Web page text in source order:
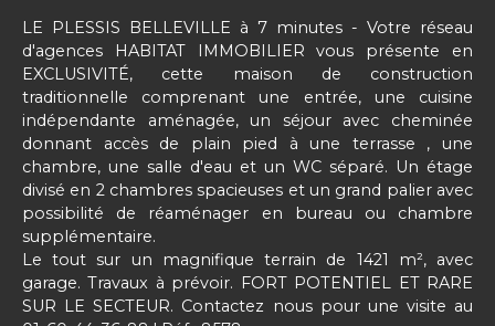
LE PLESSIS BELLEVILLE à 7 minutes - Votre réseau
d'agences HABITAT IMMOBILIER vous présente en
EXCLUSIVITÉ, cette maison de construction
traditionnelle comprenant une entrée, une cuisine
indépendante aménagée, un séjour avec cheminée
donnant accès de plain pied à une terrasse , une
chambre, une salle d'eau et un WC séparé. Un étage
divisé en 2 chambres spacieuses et un grand palier avec
possibilité de réaménager en bureau ou chambre
supplémentaire.
Le tout sur un magnifique terrain de 1421 m², avec
garage. Travaux à prévoir. FORT POTENTIEL ET RARE
SUR LE SECTEUR. Contactez nous pour une visite au